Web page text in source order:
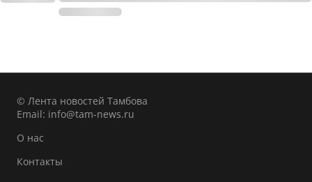
© Лента новостей Тамбова
Email: info@tam-news.ru
О нас
Контакты